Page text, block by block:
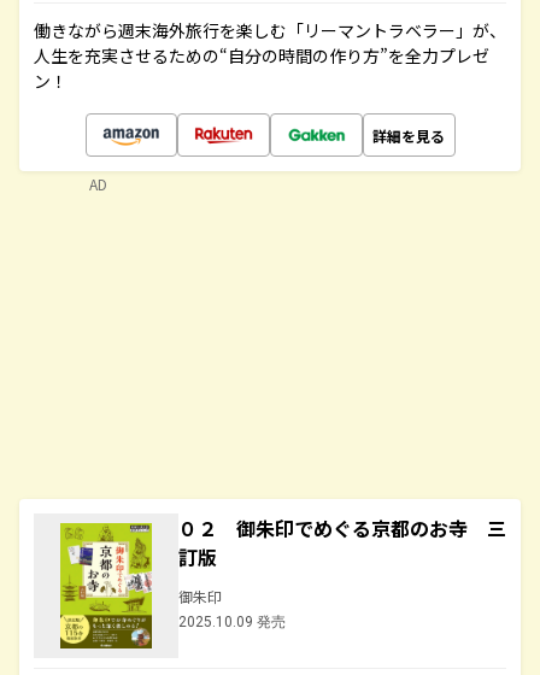
働きながら週末海外旅行を楽しむ「リーマントラベラー」が、
人生を充実させるための“自分の時間の作り方”を全力プレゼ
ン！
詳細を見る
０２ 御朱印でめぐる京都のお寺 三
訂版
御朱印
2025.10.09 発売
AD